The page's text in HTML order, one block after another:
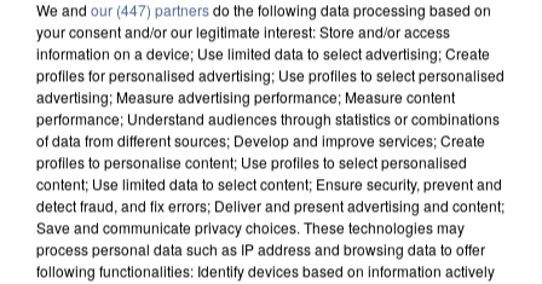
We and our (447) partnersdo the following data processing based on
your consent and/or our legitimate interest: Store and/or access
information on a device; Use limited data to select advertising; Create
profiles for personalised advertising; Use profiles to select personalised
advertising; Measure advertising performance; Measure content
performance; Understand audiences through statistics or combinations
of data from different sources; Develop and improve services; Create
profiles to personalise content; Use profiles to select personalised
content; Use limited data to select content; Ensure security, prevent and
detect fraud, and fix errors; Deliver and present advertising and content;
Save and communicate privacy choices. These technologies may
process personal data such as IP address and browsing data to offer
following functionalities: Identify devices based on information actively